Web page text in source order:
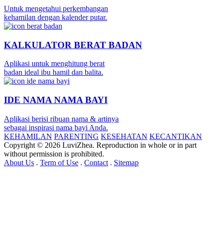
Untuk mengetahui perkembangan
kehamilan dengan kalender putar.
KALKULATOR BERAT BADAN
Aplikasi untuk menghitung berat
badan ideal ibu hamil dan balita.
IDE NAMA NAMA BAYI
Aplikasi berisi ribuan nama & artinya
sebagai inspirasi nama bayi Anda.
KEHAMILAN PARENTING KESEHATAN KECANTIKAN
Copyright © 2026 LuviZhea. Reproduction in whole or in part
without permission is prohibited.
About Us . Term of Use . Contact . Sitemap